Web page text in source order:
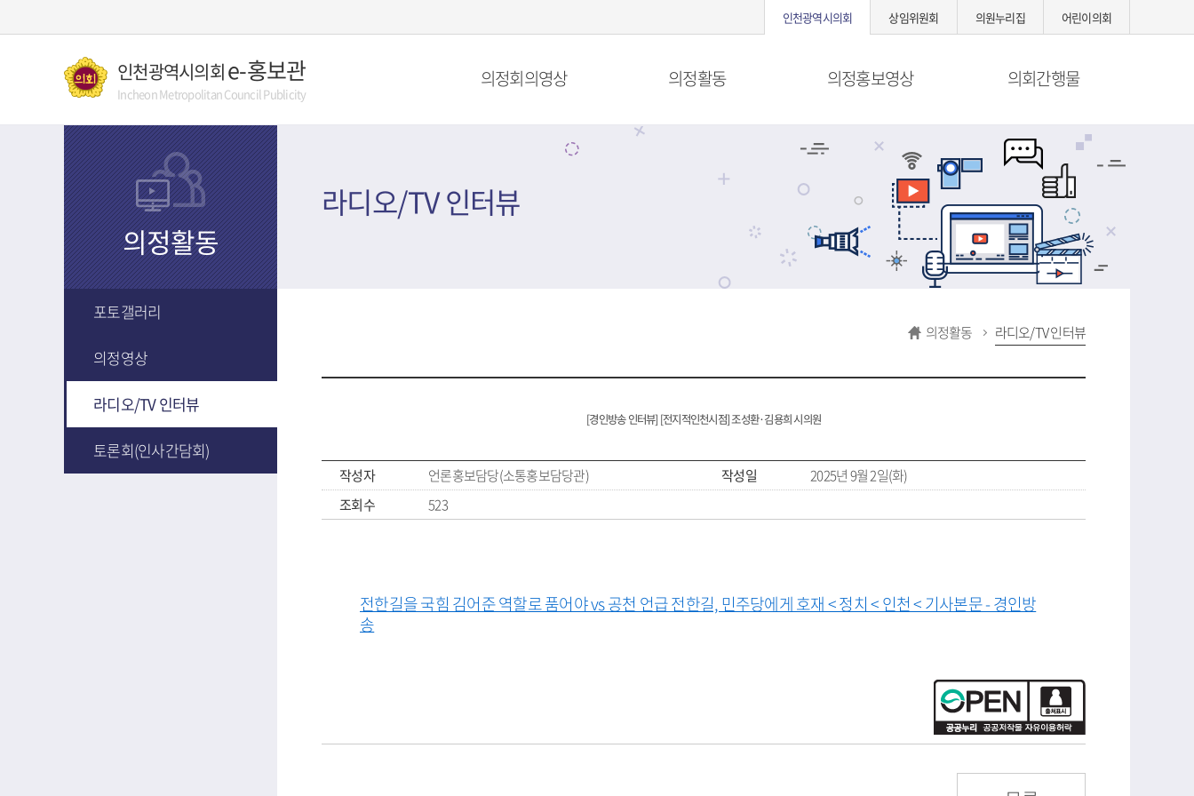
인천광역시의회 상임위원회 의원누리집 어린이의회
인천광역시의회e-홍보관
Incheon Metropolitan Council Publicity
의정회의영상 의정활동 의정홍보영상 의회간행물
의정활동
포토갤러리
의정영상
라디오/TV 인터뷰
토론회(인사간담회)
라디오/TV 인터뷰
의정활동 라디오/TV 인터뷰
[경인방송 인터뷰] [전지적인천시점] 조성환·김용희 시의원
작성자 언론홍보담당(소통홍보담당관) 작성일
2025년 9월 2일(화)
조회수
523
전한길을 국힘 김어준 역할로 품어야 vs 공천 언급 전한길, 민주당에게 호재 < 정치 < 인천 < 기사본문 - 경인방
송